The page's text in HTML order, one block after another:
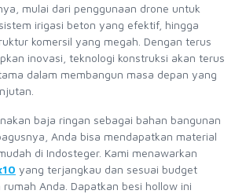
mulai dari penggunaan drone untuk
irigasi beton yang efektif, hingga
komersil yang megah. Dengan terus
inovasi, teknologi konstruksi akan terus
dalam membangun masa depan yang
baja ringan sebagai bahan bangunan
Anda bisa mendapatkan material
di Indosteger. Kami menawarkan
yang terjangkau dan sesuai budget
Anda. Dapatkan besi hollow ini